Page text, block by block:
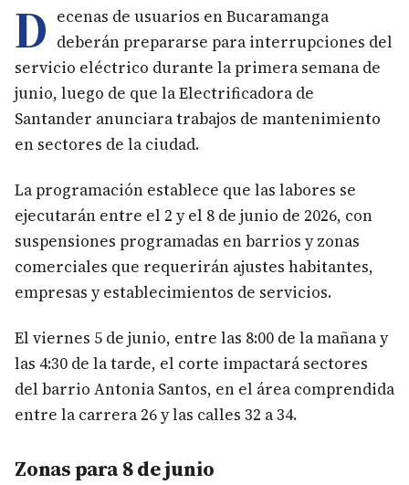
D ecenas de usuarios en Bucaramanga
deberán prepararse para interrupciones del
servicio eléctrico durante la primera semana de
junio, luego de que la Electrificadora de
Santander anunciara trabajos de mantenimiento
en sectores de la ciudad.
La programación establece que las labores se
ejecutarán entre el 2 y el 8 de junio de 2026, con
suspensiones programadas en barrios y zonas
comerciales que requerirán ajustes habitantes,
empresas y establecimientos de servicios.
El viernes 5 de junio, entre las 8:00 de la mañana y
las 4:30 de la tarde, el corte impactará sectores
del barrio Antonia Santos, en el área comprendida
entre la carrera 26 y las calles 32 a 34.
Zonas para 8 de junio